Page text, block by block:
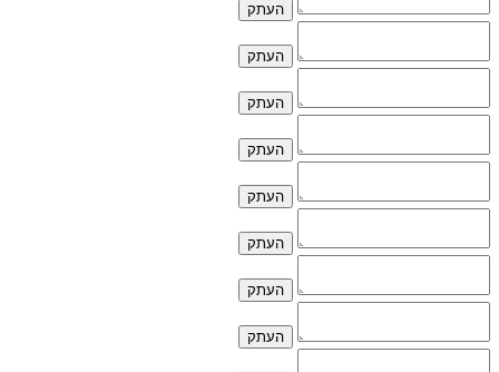
העתק
העתק
העתק
העתק
העתק
העתק
העתק
העתק